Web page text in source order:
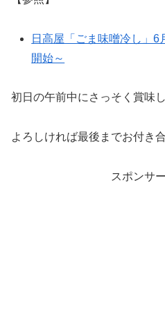
日高屋「ごま味噌冷し」
開始～
初日の午前中にさっそく賞味
よろしければ最後までお付き
スポンサ